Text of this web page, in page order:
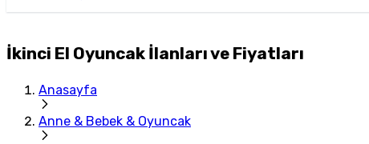
İkinci El Oyuncak İlanları ve Fiyatları
Anasayfa
Anne & Bebek & Oyuncak